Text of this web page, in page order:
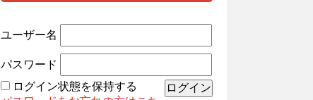
ユーザー名
パスワード
ログイン状態を保持する